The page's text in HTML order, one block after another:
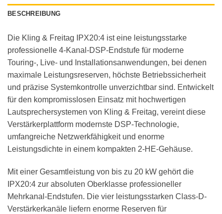
BESCHREIBUNG
Die Kling & Freitag IPX20:4 ist eine leistungsstarke
professionelle 4-Kanal-DSP-Endstufe für moderne
Touring-, Live- und Installationsanwendungen, bei denen
maximale Leistungsreserven, höchste Betriebssicherheit
und präzise Systemkontrolle unverzichtbar sind. Entwickelt
für den kompromisslosen Einsatz mit hochwertigen
Lautsprechersystemen von Kling & Freitag, vereint diese
Verstärkerplattform modernste DSP-Technologie,
umfangreiche Netzwerkfähigkeit und enorme
Leistungsdichte in einem kompakten 2-HE-Gehäuse.
Mit einer Gesamtleistung von bis zu 20 kW gehört die
IPX20:4 zur absoluten Oberklasse professioneller
Mehrkanal-Endstufen. Die vier leistungsstarken Class-D-
Verstärkerkanäle liefern enorme Reserven für